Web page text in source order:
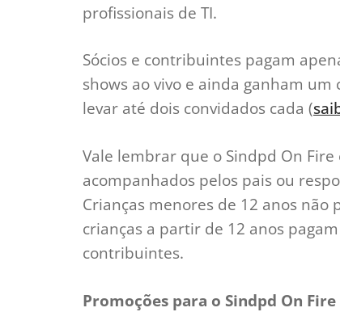
profissionais de TI.
Sócios e contribuintes pagam
shows ao vivo e ainda ganham
levar até dois convidados cada (
Vale lembrar que o Sindpd On
acompanhados pelos pais ou
Crianças menores de 12 anos
crianças a partir de 12 anos
contribuintes.
Promoções para o Sindpd On Fire